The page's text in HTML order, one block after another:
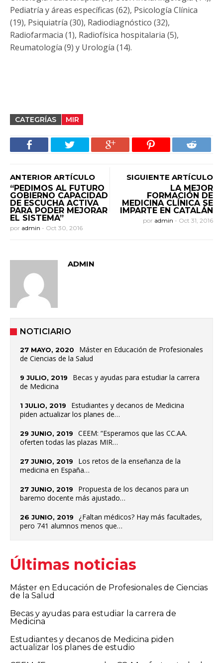
Pediatría y áreas específicas (62), Psicología Clínica
(19), Psiquiatría (30), Radiodiagnóstico (32),
Radiofarmacia (1), Radiofísica hospitalaria (5),
Reumatología (9) y Urología (14).
CATEGRÍAS MIR
ANTERIOR ARTÍCULO
“PEDIMOS AL FUTURO
GOBIERNO CAPACIDAD
DE ESCUCHA ACTIVA
PARA PODER MEJORAR
EL SISTEMA”
por admin - Oct 30, 2016
SIGUIENTE ARTÍCULO
LA MEJOR
FORMACIÓN DE
MEDICINA CLÍNICA SE
IMPARTE EN CATALÁN
por admin - Oct 31, 2016
ADMIN
NOTICIARIO
27 MAYO, 2020
Máster en Educación de Profesionales
de Ciencias de la Salud
9 JULIO, 2019
Becas y ayudas para estudiar la carrera
de Medicina
1 JULIO, 2019
Estudiantes y decanos de Medicina
piden actualizar los planes de…
29 JUNIO, 2019
CEEM: “Esperamos que las CC.AA.
oferten todas las plazas MIR…
27 JUNIO, 2019
Los retos de la enseñanza de la
medicina en España…
27 JUNIO, 2019
Propuesta de los decanos para un
baremo docente más ajustado…
26 JUNIO, 2019
¿Faltan médicos? Hay más facultades,
pero 741 alumnos menos que…
Últimas noticias
Máster en Educación de Profesionales de Ciencias
de la Salud
Becas y ayudas para estudiar la carrera de
Medicina
Estudiantes y decanos de Medicina piden
actualizar los planes de estudio